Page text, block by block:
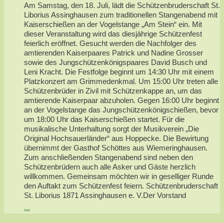
Am Samstag, den 18. Juli, lädt die Schützenbruderschaft St.
Liborius Assinghausen zum traditionellen Stangenabend mit
Kaiserschießen an der Vogelstange „Am Stein“ ein. Mit
dieser Veranstaltung wird das diesjährige Schützenfest
feierlich eröffnet. Gesucht werden die Nachfolger des
amtierenden Kaiserpaares Patrick und Nadine Grosser
sowie des Jungschützenkönigspaares David Busch und
Leni Kracht. Die Festfolge beginnt um 14:30 Uhr mit einem
Platzkonzert am Grimmedenkmal. Um 15:00 Uhr treten alle
Schützenbrüder in Zivil mit Schützenkappe an, um das
amtierende Kaiserpaar abzuholen. Gegen 16:00 Uhr beginnt
an der Vogelstange das Jungschützenkönigschießen, bevor
um 18:00 Uhr das Kaiserschießen startet. Für die
musikalische Unterhaltung sorgt der Musikverein „Die
Original Hochsauerländer“ aus Hoppecke. Die Bewirtung
übernimmt der Gasthof Schöttes aus Wiemeringhausen.
Zum anschließenden Stangenabend sind neben den
Schützenbrüdern auch alle Asker und Gäste herzlich
willkommen. Gemeinsam möchten wir in geselliger Runde
den Auftakt zum Schützenfest feiern. Schützenbruderschaft
St. Liborius 1871 Assinghausen e. V.Der Vorstand
...